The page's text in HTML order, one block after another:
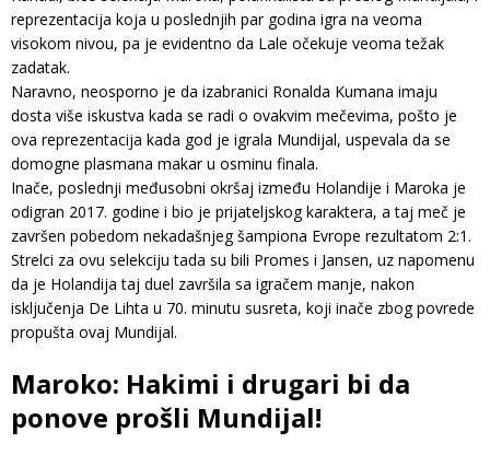
reprezentacija koja u poslednjih par godina igra na veoma
visokom nivou, pa je evidentno da Lale očekuje veoma težak
zadatak.
Naravno, neosporno je da izabranici Ronalda Kumana imaju
dosta više iskustva kada se radi o ovakvim mečevima, pošto je
ova reprezentacija kada god je igrala Mundijal, uspevala da se
domogne plasmana makar u osminu finala.
Inače, poslednji međusobni okršaj između Holandije i Maroka je
odigran 2017. godine i bio je prijateljskog karaktera, a taj meč je
završen pobedom nekadašnjeg šampiona Evrope rezultatom 2:1.
Strelci za ovu selekciju tada su bili Promes i Jansen, uz napomenu
da je Holandija taj duel završila sa igračem manje, nakon
isključenja De Lihta u 70. minutu susreta, koji inače zbog povrede
propušta ovaj Mundijal.
Maroko: Hakimi i drugari bi da
ponove prošli Mundijal!